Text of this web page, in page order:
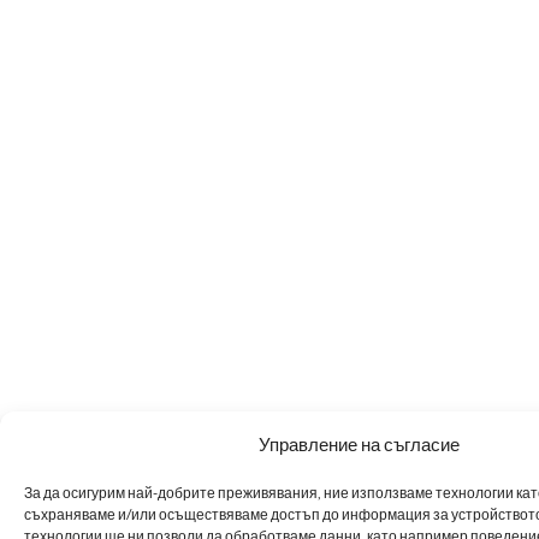
Управление на съгласие
За да осигурим най-добрите преживявания, ние използваме технологии
съхраняваме и/или осъществяваме достъп до информация за